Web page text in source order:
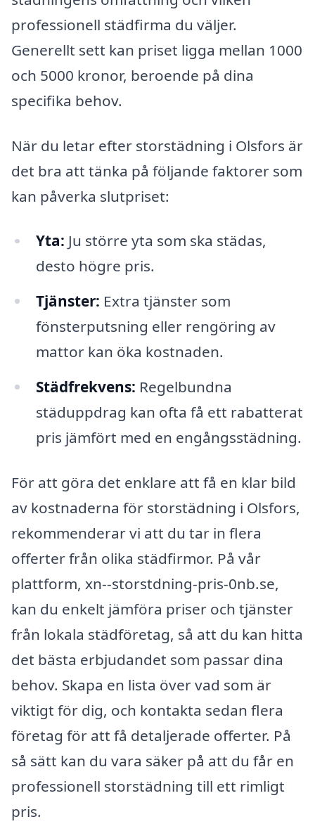
professionell städfirma du väljer.
Generellt sett kan priset ligga mellan 1000
och 5000 kronor, beroende på dina
specifika behov.
När du letar efter storstädning i Olsfors är
det bra att tänka på följande faktorer som
kan påverka slutpriset:
Yta: Ju större yta som ska städas,
desto högre pris.
Tjänster: Extra tjänster som
fönsterputsning eller rengöring av
mattor kan öka kostnaden.
Städfrekvens: Regelbundna
städuppdrag kan ofta få ett rabatterat
pris jämfört med en engångsstädning.
För att göra det enklare att få en klar bild
av kostnaderna för storstädning i Olsfors,
rekommenderar vi att du tar in flera
offerter från olika städfirmor. På vår
plattform, xn--storstdning-pris-0nb.se,
kan du enkelt jämföra priser och tjänster
från lokala städföretag, så att du kan hitta
det bästa erbjudandet som passar dina
behov. Skapa en lista över vad som är
viktigt för dig, och kontakta sedan flera
företag för att få detaljerade offerter. På
så sätt kan du vara säker på att du får en
professionell storstädning till ett rimligt
pris.